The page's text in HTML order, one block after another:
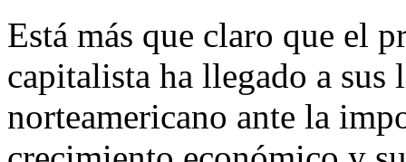
Está más que claro que el
capitalista ha llegado a
norteamericano ante la